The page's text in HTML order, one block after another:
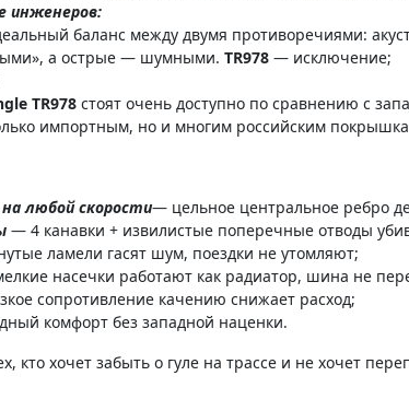
инженеров:
баланс между двумя противоречиями:
а острые — шумными. TR978 — исключение;
TR978 стоят очень доступно по сравнению с
импортным, но и многим российским
любой скорости— цельное центральное ребро
— 4 канавки + извилистые поперечные отводы
ламели гасят шум, поездки не утомляют;
насечки работают как радиатор, шина не
сопротивление качению снижает расход;
комфорт без западной наценки.
кто хочет забыть о гуле на трассе и не хочет